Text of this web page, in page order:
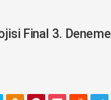
Final 3. Deneme